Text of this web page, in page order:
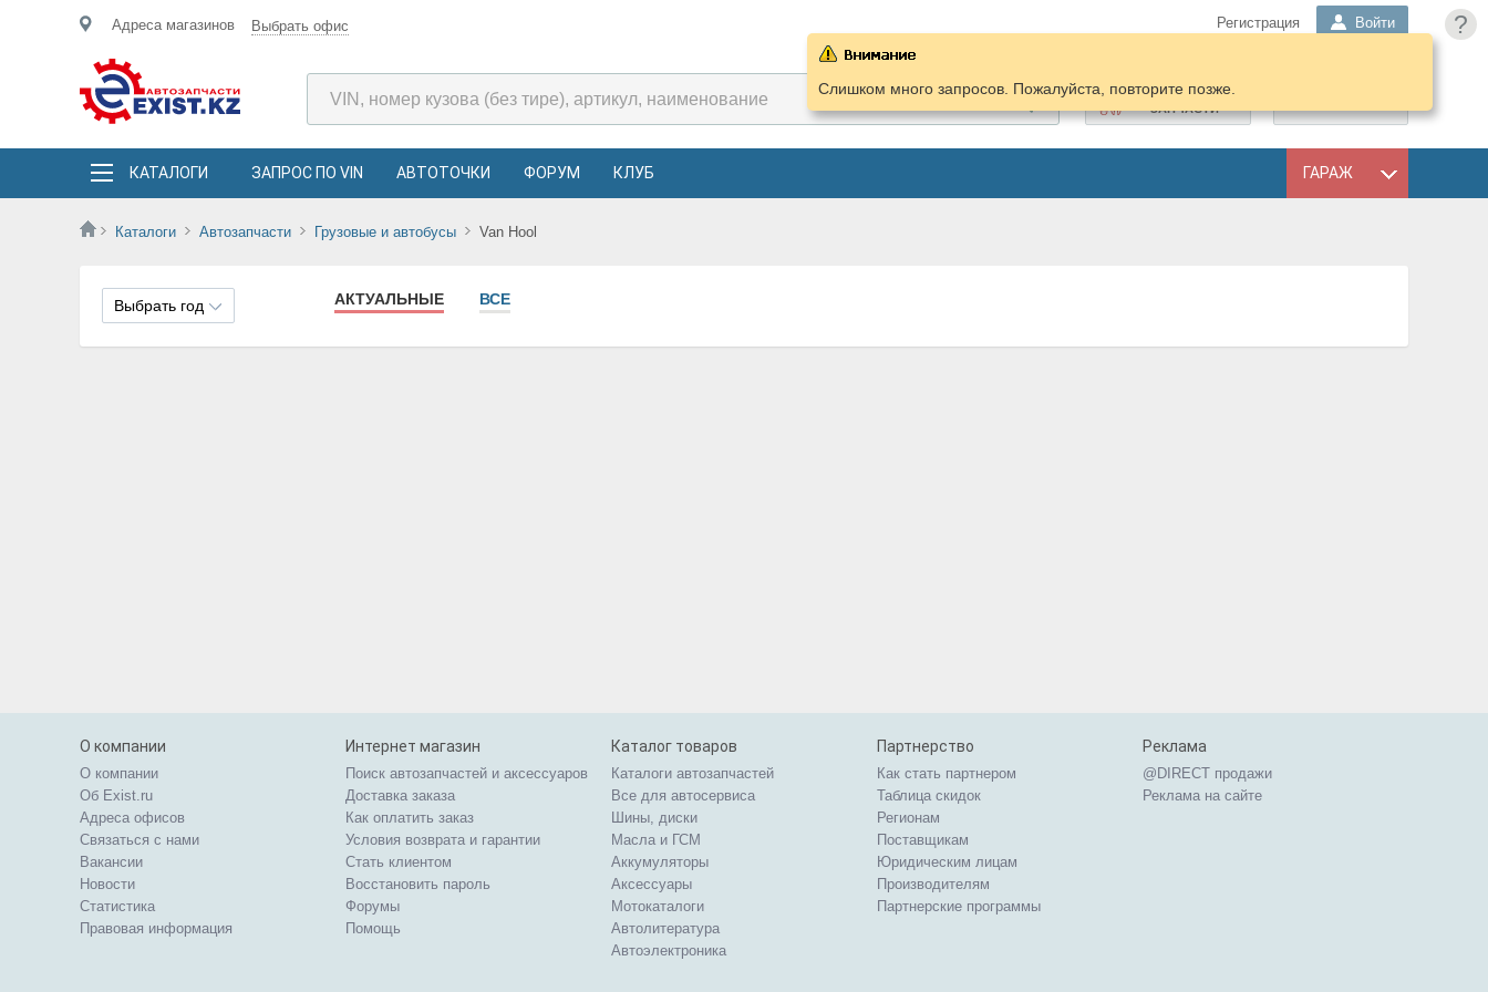
?
Адреса магазинов Выбрать офис Регистрация Войти
ПОДОБРАТЬ
ЗАПЧАСТИ
КАТАЛОГИ ЗАПРОС ПО VIN АВТОТОЧКИ ФОРУМ КЛУБ ГАРАЖ
Каталоги Автозапчасти Грузовые и автобусы Van Hool
Слишком много запросов. Пожалуйста, повторите позже.
Выбрать год АКТУАЛЬНЫЕ ВСЕ
О компании
О компании
Об Exist.ru
Адреса офисов
Связаться с нами
Вакансии
Новости
Статистика
Правовая информация
Интернет магазин
Поиск автозапчастей и аксессуаров
Доставка заказа
Как оплатить заказ
Условия возврата и гарантии
Стать клиентом
Восстановить пароль
Форумы
Помощь
Каталог товаров
Каталоги автозапчастей
Все для автосервиса
Шины, диски
Масла и ГСМ
Аккумуляторы
Аксессуары
Мотокаталоги
Автолитература
Автоэлектроника
Партнерство
Как стать партнером
Таблица скидок
Регионам
Поставщикам
Юридическим лицам
Производителям
Партнерские программы
Реклама
@DIRECT продажи
Реклама на сайте